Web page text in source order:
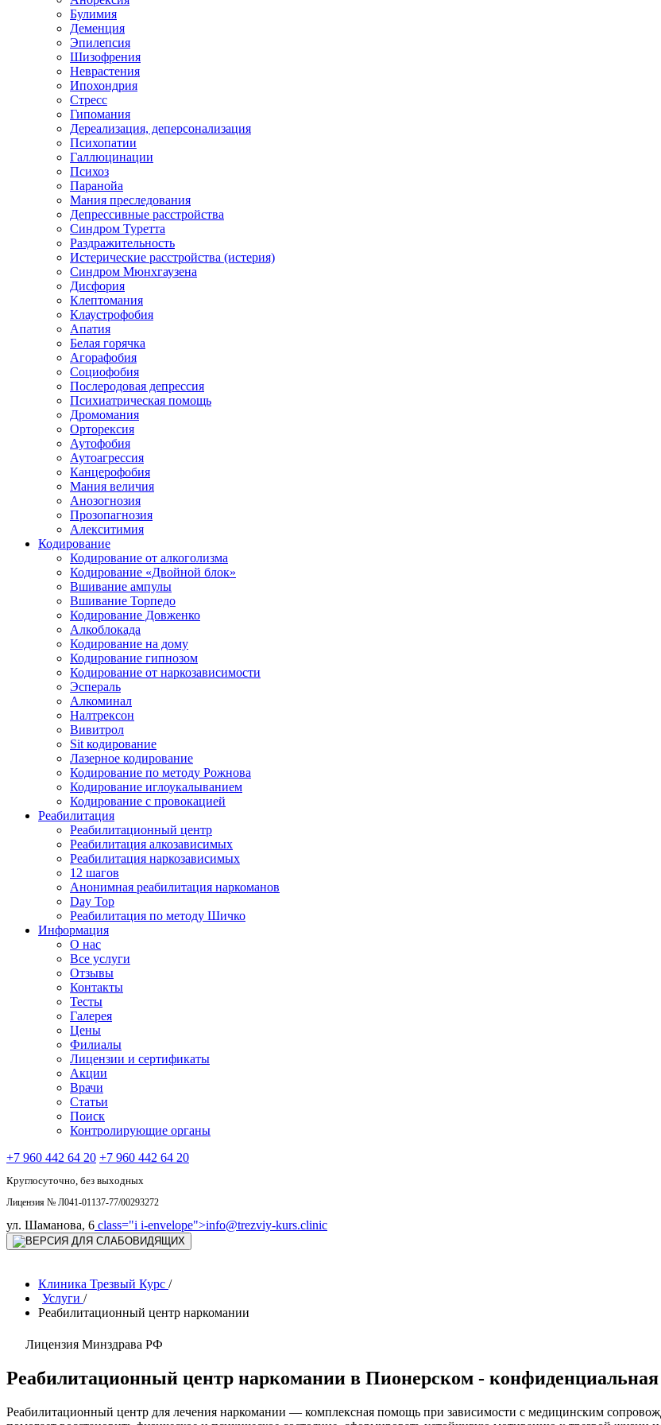
Булимия
Деменция
Эпилепсия
Шизофрения
Неврастения
Ипохондрия
Стресс
Гипомания
Дереализация, деперсонализация
Психопатии
Галлюцинации
Психоз
Паранойа
Мания преследования
Депрессивные расстройства
Синдром Туретта
Раздражительность
Истерические расстройства (истерия)
Синдром Мюнхгаузена
Дисфория
Клептомания
Клаустрофобия
Апатия
Белая горячка
Агорафобия
Социофобия
Послеродовая депрессия
Психиатрическая помощь
Дромомания
Орторексия
Аутофобия
Аутоагрессия
Канцерофобия
Мания величия
Анозогнозия
Прозопагнозия
Алекситимия
Кодирование
Кодирование от алкоголизма
Кодирование «Двойной блок»
Вшивание ампулы
Вшивание Торпедо
Кодирование Довженко
Алкоблокада
Кодирование на дому
Кодирование гипнозом
Кодирование от наркозависимости
Эспераль
Алкоминал
Налтрексон
Вивитрол
Sit кодирование
Лазерное кодирование
Кодирование по методу Рожнова
Кодирование иглоукалыванием
Кодирование с провокацией
Реабилитация
Реабилитационный центр
Реабилитация алкозависимых
Реабилитация наркозависимых
12 шагов
Анонимная реабилитация наркоманов
Day Top
Реабилитация по методу Шичко
Информация
О нас
Все услуги
Отзывы
Контакты
Тесты
Галерея
Цены
Филиалы
Лицензии и сертификаты
Акции
Врачи
Статьи
Поиск
Контролирующие органы
+7 960 442 64 20 +7 960 442 64 20
Круглосуточно, без выходных
Лицензия № Л041-01137-77/00293272
ул. Шаманова, 6 class="i i-envelope">info@trezviy-kurs.clinic
Клиника Трезвый Курс /
Услуги /
Реабилитационный центр наркомании
Лицензия Минздрава РФ
Реабилитационный центр наркомании в Пионерском -
Реабилитационный центр для лечения наркомании — комплексная помощь при зависимости с медицинским